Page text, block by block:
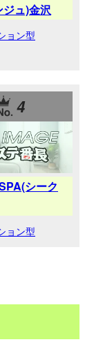
ュ)金沢
ョン型
4
シーク
ョン型